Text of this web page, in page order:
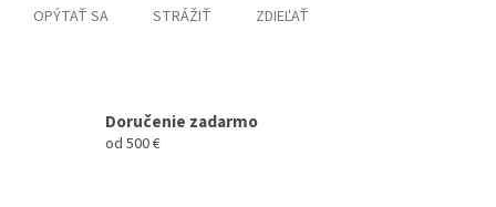
OPÝTAŤ SA STRÁŽIŤ ZDIEĽAŤ
Doručenie zadarmo
od 500 €